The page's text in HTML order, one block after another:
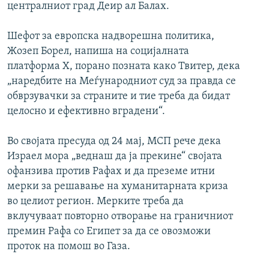
централниот град Деир ал Балах.
Шефот за европска надворешна политика,
Жозеп Борел, напиша на социјалната
платформа X, порано позната како Твитер, дека
„наредбите на Меѓународниот суд за правда се
обврзувачки за страните и тие треба да бидат
целосно и ефективно вградени“.
Во својата пресуда од 24 мај, МСП рече дека
Израел мора „веднаш да ја прекине“ својата
офанзива против Рафах и да преземе итни
мерки за решавање на хуманитарната криза
во целиот регион. Мерките треба да
вклучуваат повторно отворање на граничниот
премин Рафа со Египет за да се овозможи
проток на помош во Газа.